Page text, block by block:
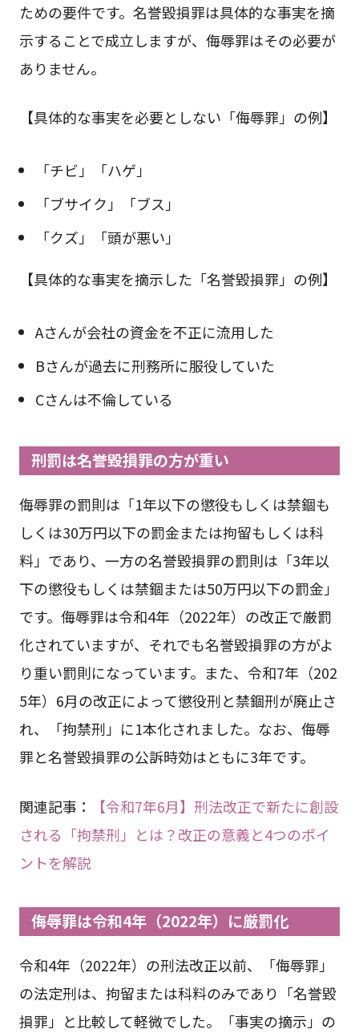
ための要件です。名誉毀損罪は具体的な事実を摘
示することで成立しますが、侮辱罪はその必要が
ありません。
【具体的な事実を必要としない「侮辱罪」の例】
「チビ」「ハゲ」
「ブサイク」「ブス」
「クズ」「頭が悪い」
【具体的な事実を摘示した「名誉毀損罪」の例】
Aさんが会社の資金を不正に流用した
Bさんが過去に刑務所に服役していた
Cさんは不倫している
刑罰は名誉毀損罪の方が重い
侮辱罪の罰則は「1年以下の懲役もしくは禁錮も
しくは30万円以下の罰金または拘留もしくは科
料」であり、一方の名誉毀損罪の罰則は「3年以
下の懲役もしくは禁錮または50万円以下の罰金」
です。侮辱罪は令和4年（2022年）の改正で厳罰
化されていますが、それでも名誉毀損罪の方がよ
り重い罰則になっています。また、令和7年（202
5年）6月の改正によって懲役刑と禁錮刑が廃止さ
れ、「拘禁刑」に1本化されました。なお、侮辱
罪と名誉毀損罪の公訴時効はともに3年です。
関連記事：
【令和7年6月】刑法改正で新たに創設
される「拘禁刑」とは？改正の意義と4つのポイ
ントを解説
侮辱罪は令和4年（2022年）に厳罰化
令和4年（2022年）の刑法改正以前、「侮辱罪」
の法定刑は、拘留または科料のみであり「名誉毀
損罪」と比較して軽微でした。「事実の摘示」の